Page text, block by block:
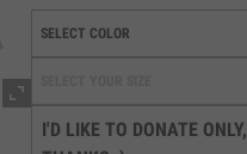
I'D LIKE TO DONATE ONLY,